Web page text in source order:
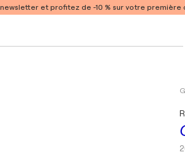
et profitez de -10 % sur votre première